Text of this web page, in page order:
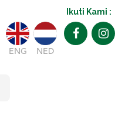
Ikuti Kami :
ENG NED